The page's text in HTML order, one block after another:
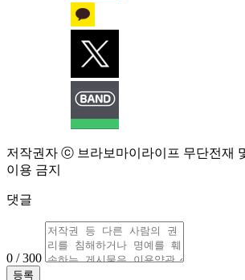
저작권자 ⓒ 브라보마이라이프 무단전재
이용 금지
댓글
0 / 300